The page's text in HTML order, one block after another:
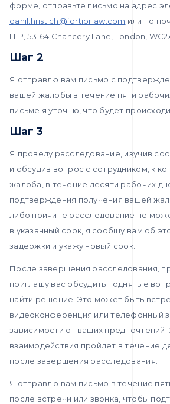
форме, отправьте письмо на адрес
danil.hristich@fortiorlaw.com или по
LLP, 53-64 Chancery Lane, London,
Шаг 2
Я отправлю вам письмо с
вашей жалобы в течение пяти
письме я уточню, что будет
Шаг 3
Я проведу расследование, изучив
и обсудив вопрос с сотрудником, к
жалоба, в течение десяти рабочих
подтверждения получения вашей
либо причине расследование не
в указанный срок, я сообщу вам об
задержки и укажу новый срок.
После завершения расследования,
приглашу вас обсудить поднятые
найти решение. Это может быть
видеоконференция или телефонный
зависимости от ваших предпочтений.
взаимодействия пройдет в течение
после завершения расследования.
Я отправлю вам письмо в течение
после встречи или звонка, чтобы